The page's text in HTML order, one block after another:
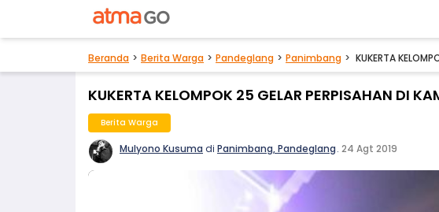
Beranda Berita Warga Pandeglang Panimbang KUKERTA
KUKERTA KELOMPOK 25 GELAR PERPISAHAN DI
Berita Warga
Mulyono Kusuma di Panimbang, Pandeglang. 24 Agt 2019